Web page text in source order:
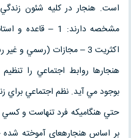
است. هنجار در كليه شئون زندگي
اكثريت 3 – مجازات (رسمي و غير رسمي) درصورت عدم رعايت.
هنجارها روابط اجتماعي را
بوجود مي آيد. نظم اجتماعي براي
حتي هنگاميكه فرد تنهاست و كسي
بر اساس هنجارهعاي آموخته شده